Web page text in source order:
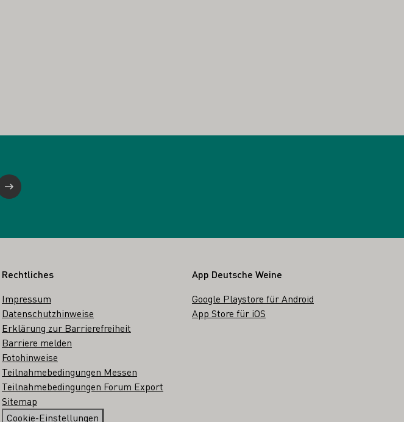
Rechtliches
Impressum
Datenschutzhinweise
Erklärung zur Barrierefreiheit
Barriere melden
Fotohinweise
Teilnahmebedingungen Messen
Teilnahmebedingungen Forum Export
Sitemap
Cookie-Einstellungen
App Deutsche Weine
Google Playstore für Android
App Store für iOS